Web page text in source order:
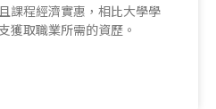
課程經濟實惠，相比大學學
獲取職業所需的資歷。